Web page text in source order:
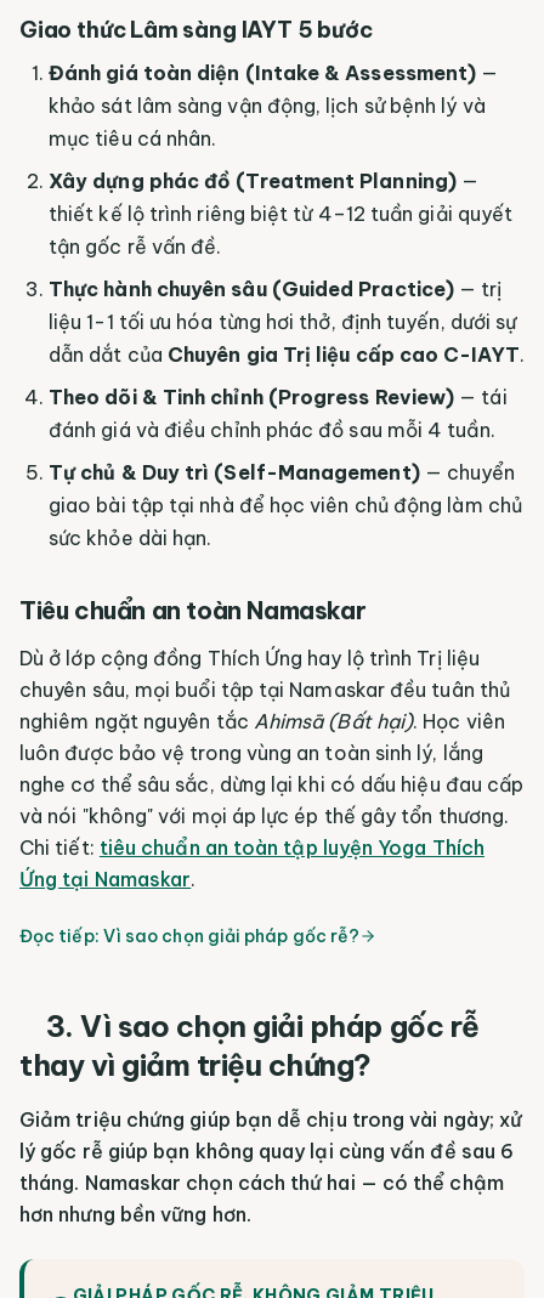
Giao thức Lâm sàng IAYT 5 bước
Đánh giá toàn diện (Intake & Assessment) —
khảo sát lâm sàng vận động, lịch sử bệnh lý và
mục tiêu cá nhân.
Xây dựng phác đồ (Treatment Planning)—
thiết kế lộ trình riêng biệt từ 4–12 tuần giải quyết
tận gốc rễ vấn đề.
Thực hành chuyên sâu (Guided Practice) — trị
liệu 1-1 tối ưu hóa từng hơi thở, định tuyến, dưới sự
dẫn dắt của Chuyên gia Trị liệu cấp cao C-IAYT.
Theo dõi & Tinh chỉnh (Progress Review) — tái
đánh giá và điều chỉnh phác đồ sau mỗi 4 tuần.
Tự chủ & Duy trì (Self-Management)— chuyển
giao bài tập tại nhà để học viên chủ động làm chủ
sức khỏe dài hạn.
Tiêu chuẩn an toàn Namaskar
Dù ở lớp cộng đồng Thích Ứng hay lộ trình Trị liệu
chuyên sâu, mọi buổi tập tại Namaskar đều tuân thủ
nghiêm ngặt nguyên tắc Ahimsā (Bất hại). Học viên
luôn được bảo vệ trong vùng an toàn sinh lý, lắng
nghe cơ thể sâu sắc, dừng lại khi có dấu hiệu đau cấp
và nói "không" với mọi áp lực ép thế gây tổn thương.
Chi tiết: tiêu chuẩn an toàn tập luyện Yoga Thích
Ứng tại Namaskar.
Đọc tiếp: Vì sao chọn giải pháp gốc rễ?
3. Vì sao chọn giải pháp gốc rễ
thay vì giảm triệu chứng?
Giảm triệu chứng giúp bạn dễ chịu trong vài ngày; xử
lý gốc rễ giúp bạn không quay lại cùng vấn đề sau 6
tháng. Namaskar chọn cách thứ hai — có thể chậm
hơn nhưng bền vững hơn.